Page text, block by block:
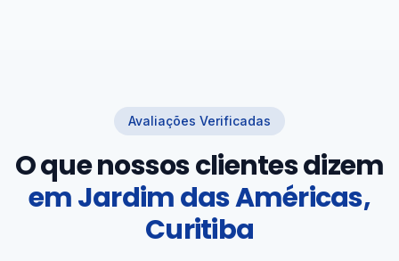
Avaliações Verificadas
O que nossos clientes dizem
emJardim das Américas,
Curitiba